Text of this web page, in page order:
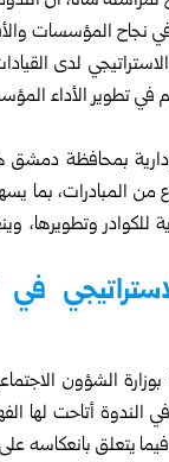
نجاح المؤسسات
لدى
في تطوير الأداء
بمحافظة
من المبادرات،
للكوادر وتطويرها،
الشؤون
الندوة أتاحت لها
يتعلق بانعكاسه